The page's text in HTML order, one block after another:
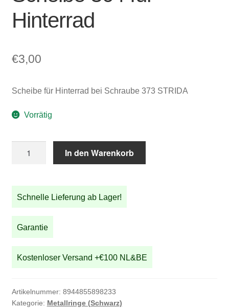
Hinterrad
€3,00
Scheibe für Hinterrad bei Schraube 373 STRIDA
Vorrätig
Hinterrad
Menge
In den Warenkorb
Schnelle Lieferung ab Lager!
Garantie
Kostenloser Versand +€100 NL&BE
Artikelnummer: 8944855898233
Kategorie: Metallringe (Schwarz)